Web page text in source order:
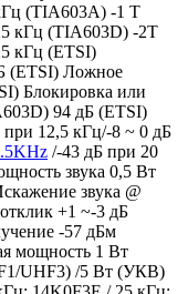
(TIA603A) -1 Т
кГц (TIA603D) -2T
кГц (ETSI)
(ETSI) Ложное
Блокировка или
94 дБ (ETSI)
при 12,5 кГц/-8 ~ 0 дБ
/-43 дБ при 20
звука 0,5 Вт
звука @
+1 ~-3 дБ
-57 дБм
мощность 1 Вт
UHF3) /5 Вт (УКВ)